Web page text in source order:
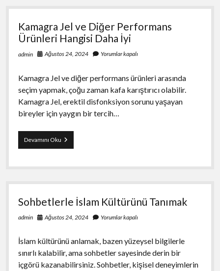
Keşfedin
Kamagra Jel ve Diğer Performans
Ürünleri Hangisi Daha İyi
admin Ağustos 24, 2024 Yorumlar kapalı
Kamagra Jel ve diğer performans ürünleri arasında
seçim yapmak, çoğu zaman kafa karıştırıcı olabilir.
Kamagra Jel, erektil disfonksiyon sorunu yaşayan
bireyler için yaygın bir tercih…
Devamını OkuKamagra
Jel
Diğer
Ürünleri
Daha
Sohbetlerle İslam Kültürünü Tanımak
admin Ağustos 24, 2024 Yorumlar kapalı
İslam kültürünü anlamak, bazen yüzeysel bilgilerle
sınırlı kalabilir, ama sohbetler sayesinde derin bir
içgörü kazanabilirsiniz. Sohbetler, kişisel deneyimlerin